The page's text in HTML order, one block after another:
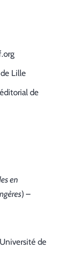
Lille
de
en
) –
de